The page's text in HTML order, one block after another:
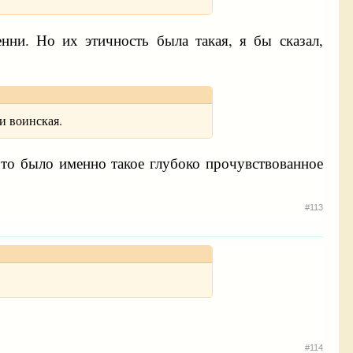
Но их этичность была такая, я бы сказал,
воинская.
было именно такое глубоко прочувствованное
#113
#114